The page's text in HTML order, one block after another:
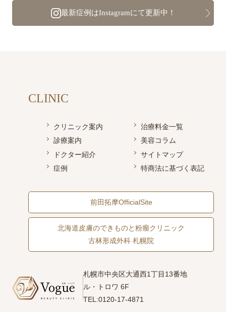
最新症例はInstagramにて更新中！
札幌市中央区大通西1丁目13番地
ル・トロワ 6F
TEL:0120-17-4871
CLINIC
クリニック案内
診療案内
ドクター紹介
症例
治療料金一覧
美容コラム
サイトマップ
特商法に基づく表記
前田拓摩OfficialSite
北海道皮膚のできものと粉瘤クリニック
古林形成外科 札幌院